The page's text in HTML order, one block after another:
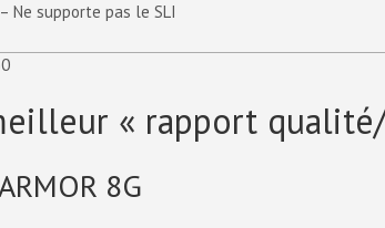
– Ne supporte pas le SLI
« rapport
8G